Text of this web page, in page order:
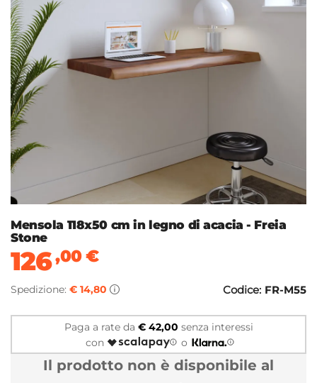
Mensola 118x50 cm in legno di acacia - Freia
Stone
126,00€
Spedizione: € 14,80 Codice: FR-M55
Paga a rate da € 42,00 senza interessi
con
o
Il prodotto non è disponibile al